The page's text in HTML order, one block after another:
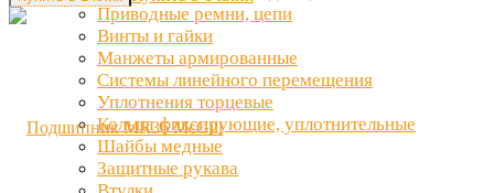
Приводные ремни, цепи
Винты и гайки
Манжеты армированные
Системы линейного перемещения
Уплотнения торцевые
Кольца фиксирующие, уплотнительные
Шайбы медные
Защитные рукава